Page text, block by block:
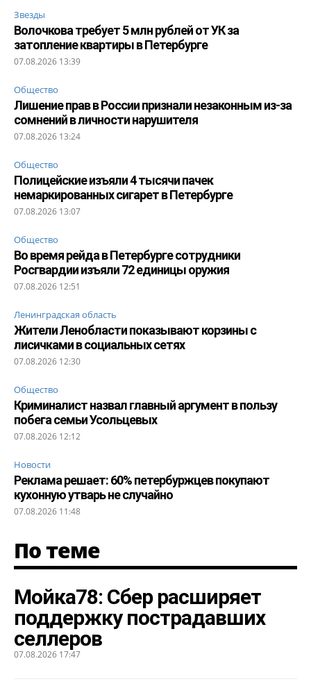
Звезды
Волочкова требует 5 млн рублей от УК за
затопление квартиры в Петербурге
07.08.2026 13:39
Общество
Лишение прав в России признали незаконным из-за
сомнений в личности нарушителя
07.08.2026 13:24
Общество
Полицейские изъяли 4 тысячи пачек
немаркированных сигарет в Петербурге
07.08.2026 13:07
Общество
Во время рейда в Петербурге сотрудники
Росгвардии изъяли 72 единицы оружия
07.08.2026 12:51
Ленинградская область
Жители Ленобласти показывают корзины с
лисичками в социальных сетях
07.08.2026 12:30
Общество
Криминалист назвал главный аргумент в пользу
побега семьи Усольцевых
07.08.2026 12:12
Новости
Реклама решает: 60% петербуржцев покупают
кухонную утварь не случайно
07.08.2026 11:48
По теме
Мойка78: Сбер расширяет
поддержку пострадавших
селлеров
07.08.2026 17:47